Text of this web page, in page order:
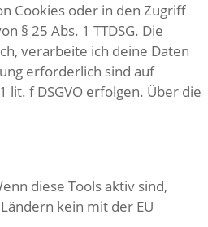
Cookies oder in den Zugriff
§ 25 Abs. 1 TTDSG. Die
verarbeite ich deine Daten
erforderlich sind auf
lit. f DSGVO erfolgen. Über die
diese Tools aktiv sind,
kein mit der EU